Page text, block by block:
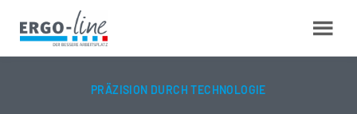
PRÄZISION DURCH TECHNOLOGIE